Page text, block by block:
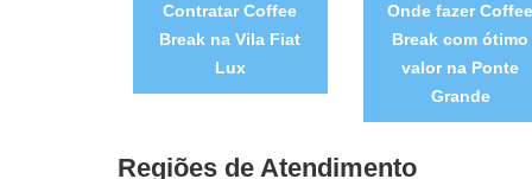
Contratar Coffee
Break na Vila Fiat
Lux
Onde fazer Coffee
Break com ótimo
valor na Ponte
Grande
Regiões de Atendimento